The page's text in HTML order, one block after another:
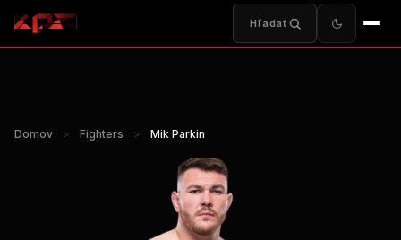
Hľadať
Domov > Fighters > Mik Parkin